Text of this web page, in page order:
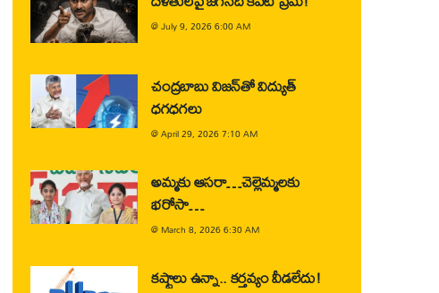
@July 9, 2026 6:00 AM
చంద్రబాబు విజన్‌తో విద్యుత్
ధగధగలు
@April 29, 2026 7:10 AM
అమ్మకు ఆసరా…చెల్లెమ్మలకు
భరోసా…
@ March 8, 2026 6:30 AM
కష్టాలు ఉన్నా.. కర్తవ్యం వీడలేదు!